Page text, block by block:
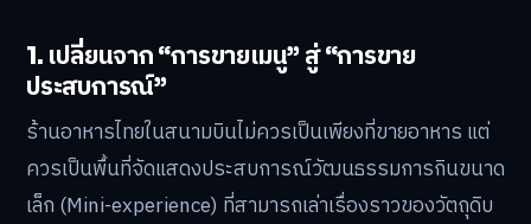
1. เปลี่ยนจาก “การขายเมนู” สู่ “การขาย
ประสบการณ์”
ร้านอาหารไทยในสนามบินไม่ควรเป็นเพียงที่ขายอาหาร แต่
ควรเป็นพื้นที่จัดแสดงประสบการณ์วัฒนธรรมการกินขนาด
เล็ก (Mini-experience) ที่สามารถเล่าเรื่องราวของวัตถุดิบ